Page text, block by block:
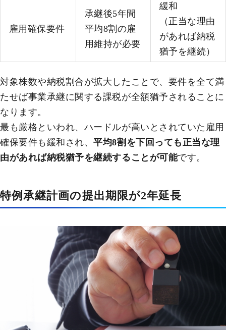
雇用確保要件
承継後5年間
平均8割の雇
用維持が必要
緩和
（正当な理由
があれば納税
猶予を継続）
対象株数や納税割合が拡大したことで、要件を全て満
たせば事業承継に関する課税が全額猶予されることに
なります。
最も厳格といわれ、ハードルが高いとされていた雇用
確保要件も緩和され、平均8割を下回っても正当な理
由があれば納税猶予を継続することが可能です。
特例承継計画の提出期限が2年延長